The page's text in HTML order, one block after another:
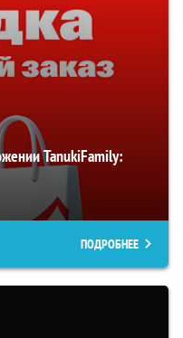
TanukiFamily:
ПОДРОБНЕЕ